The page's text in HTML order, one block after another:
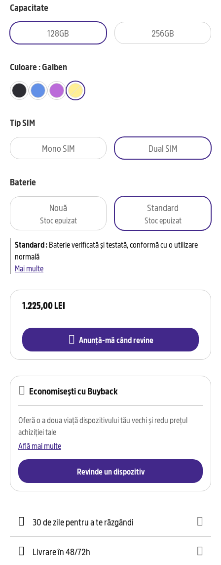
1.225,00 LEI
Anunță-mă când revine
Capacitate
128GB 256GB
Culoare : Galben
Tip SIM
Mono SIM Dual SIM
Baterie
Nouă
Stoc epuizat
Standard
Stoc epuizat
Standard:Baterie verificată și testată, conformă cu o utilizare
normală
Mai multe
Economisești cu Buyback
Oferă o a doua viață dispozitivului tău vechi și redu prețul
achiziției tale
Află mai multe
Revinde un dispozitiv
30 de zile pentru a te răzgândi
Livrare în 48/72h